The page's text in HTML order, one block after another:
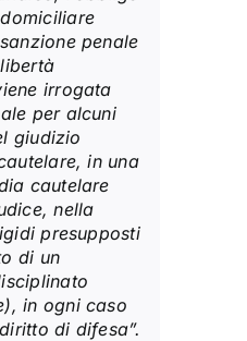
penale
irrogata
per alcuni
giudizio
in una
cautelare
nella
presupposti
di un
in ogni caso
di difesa”.